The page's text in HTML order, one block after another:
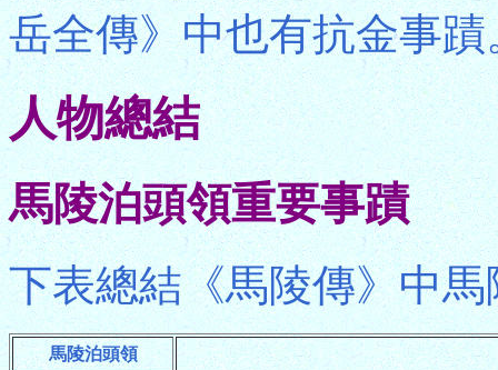
岳全傳》中也有抗金事蹟
人物總結
馬陵泊頭領重要事蹟
下表總結《馬陵傳》中
馬陵泊頭領